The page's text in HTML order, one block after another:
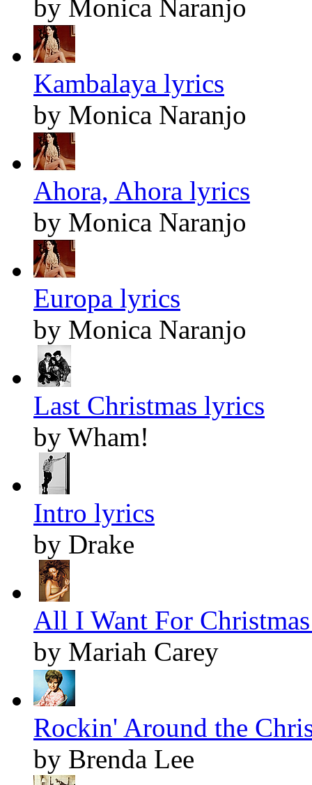
by Monica Naranjo
Kambalaya lyrics
by Monica Naranjo
Ahora, Ahora lyrics
by Monica Naranjo
Europa lyrics
by Monica Naranjo
Last Christmas lyrics
by Wham!
Intro lyrics
by Drake
All I Want For
by Mariah Carey
Rockin' Around the
by Brenda Lee